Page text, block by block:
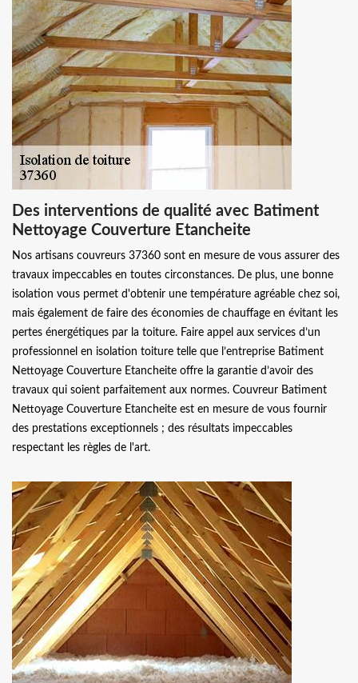
Des interventions de qualité avec Batiment
Nettoyage Couverture Etancheite
Nos artisans couvreurs 37360 sont en mesure de vous assurer des
travaux impeccables en toutes circonstances. De plus, une bonne
isolation vous permet d'obtenir une température agréable chez soi,
mais également de faire des économies de chauffage en évitant les
pertes énergétiques par la toiture. Faire appel aux services d’un
professionnel en isolation toiture telle que l’entreprise Batiment
Nettoyage Couverture Etancheite offre la garantie d’avoir des
travaux qui soient parfaitement aux normes. Couvreur Batiment
Nettoyage Couverture Etancheite est en mesure de vous fournir
des prestations exceptionnels ; des résultats impeccables
respectant les règles de l'art.